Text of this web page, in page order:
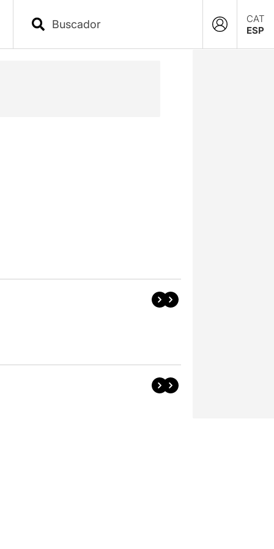
CAT
ESP